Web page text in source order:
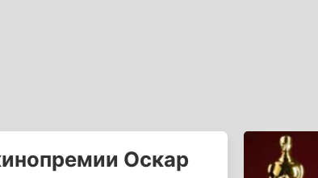
Оскар